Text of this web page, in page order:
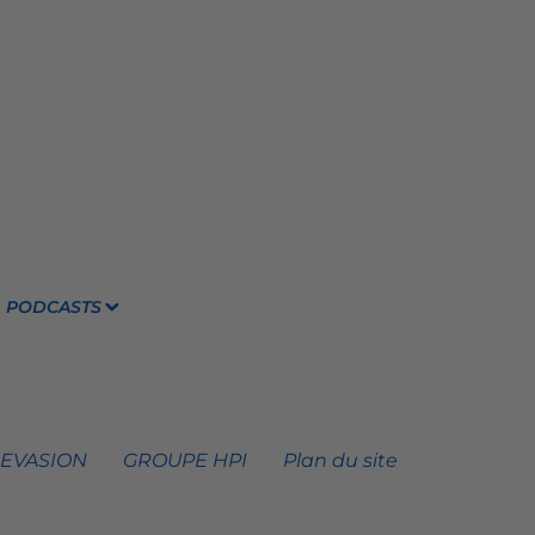
PODCASTS
GROUPE HPI Plan du site